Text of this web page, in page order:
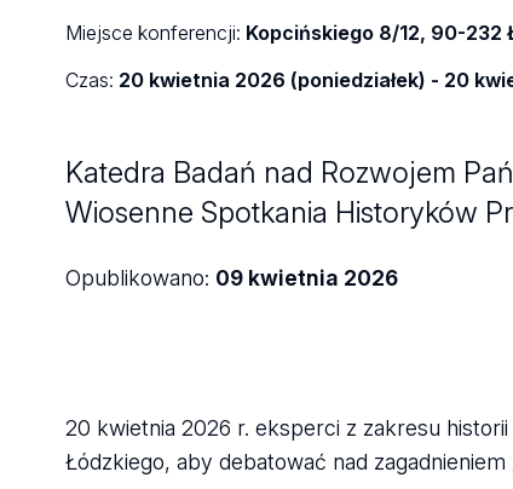
Miejsce konferencji: Kopcińskiego 8/12, 90-232
Czas: 20 kwietnia 2026 (poniedziałek) - 20
Katedra Badań nad Rozwojem
Wiosenne Spotkania Historyków
Opublikowano: 09 kwietnia 2026
20 kwietnia 2026 r. eksperci z zakresu
Łódzkiego, aby debatować nad